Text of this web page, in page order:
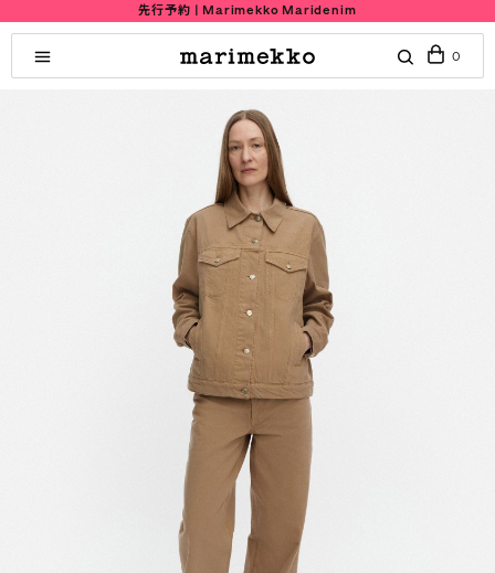
先行予約 | Marimekko Maridenim
0